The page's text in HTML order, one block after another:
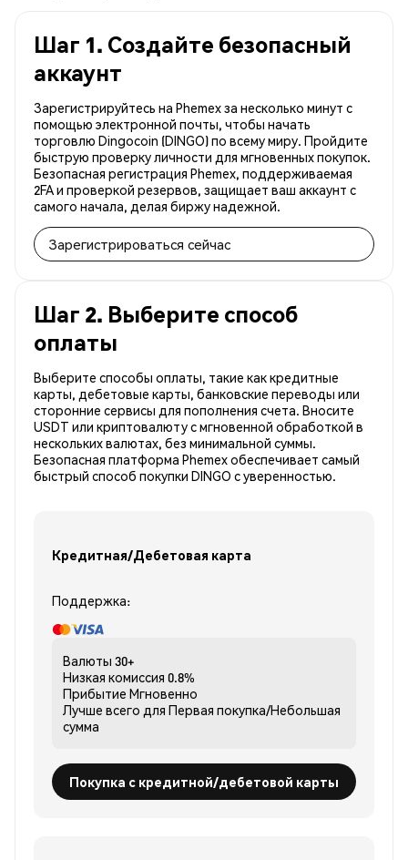
Шаг 1. Создайте безопасный
аккаунт
Зарегистрируйтесь на Phemex за несколько минут с
помощью электронной почты, чтобы начать
торговлю Dingocoin (DINGO) по всему миру. Пройдите
быструю проверку личности для мгновенных покупок.
Безопасная регистрация Phemex, поддерживаемая
2FA и проверкой резервов, защищает ваш аккаунт с
самого начала, делая биржу надежной.
Зарегистрироваться сейчас
Шаг 2. Выберите способ
оплаты
Выберите способы оплаты, такие как кредитные
карты, дебетовые карты, банковские переводы или
сторонние сервисы для пополнения счета. Вносите
USDT или криптовалюту с мгновенной обработкой в
нескольких валютах, без минимальной суммы.
Безопасная платформа Phemex обеспечивает самый
быстрый способ покупки DINGO с уверенностью.
Кредитная/Дебетовая карта
Поддержка:
Валюты 30+
Низкая комиссия 0.8%
Прибытие Мгновенно
Лучше всего для Первая покупка/Небольшая
сумма
Покупка с кредитной/дебетовой карты